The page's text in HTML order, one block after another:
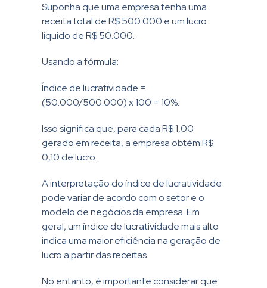
Suponha que uma empresa tenha uma
receita total de R$ 500.000 e um lucro
líquido de R$ 50.000.
Usando a fórmula:
Índice de lucratividade =
(50.000/500.000) x 100 = 10%.
Isso significa que, para cada R$ 1,00
gerado em receita, a empresa obtém R$
0,10 de lucro.
A interpretação do índice de lucratividade
pode variar de acordo com o setor e o
modelo de negócios da empresa. Em
geral, um índice de lucratividade mais alto
indica uma maior eficiência na geração de
lucro a partir das receitas.
No entanto, é importante considerar que